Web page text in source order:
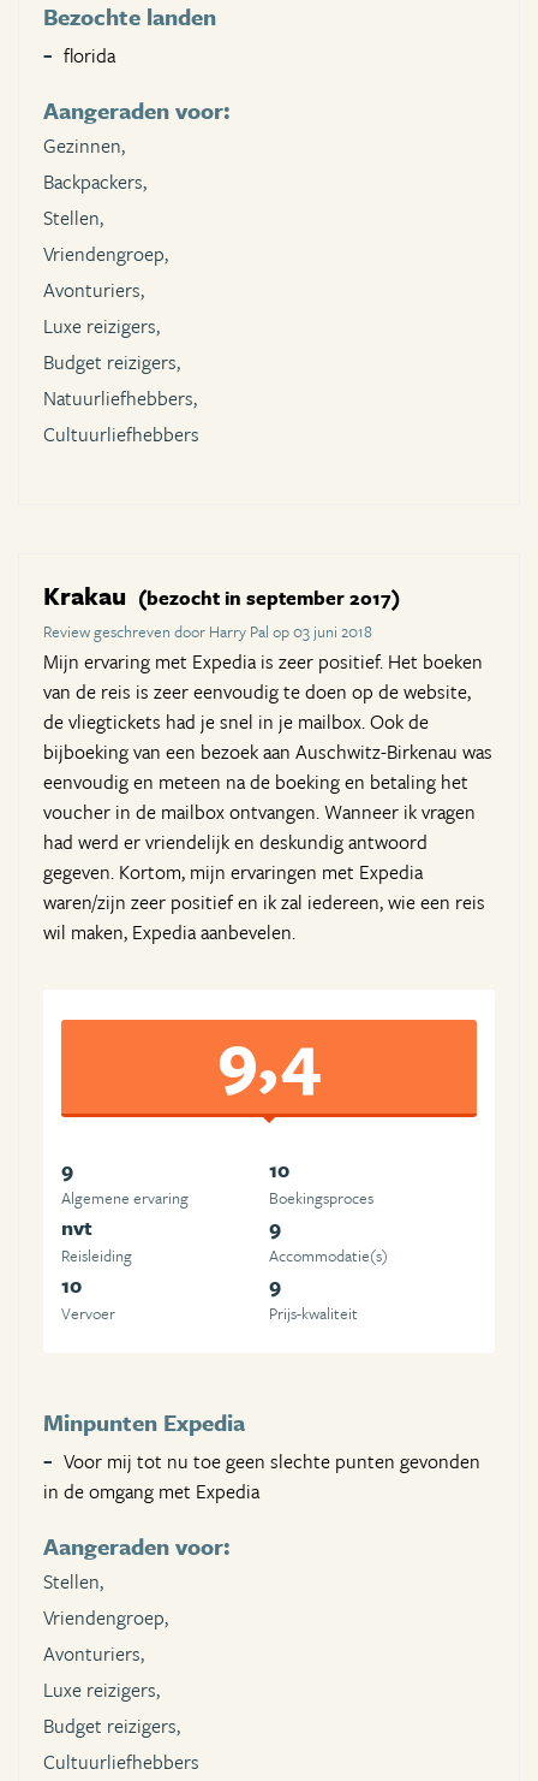
Bezochte landen
florida
Aangeraden voor:
Gezinnen,
Backpackers,
Stellen,
Vriendengroep,
Avonturiers,
Luxe reizigers,
Budget reizigers,
Natuurliefhebbers,
Cultuurliefhebbers
Krakau (bezocht in september 2017)
Review geschreven door Harry Pal op 03 juni 2018
Mijn ervaring met Expedia is zeer positief. Het boeken
van de reis is zeer eenvoudig te doen op de website,
de vliegtickets had je snel in je mailbox. Ook de
bijboeking van een bezoek aan Auschwitz-Birkenau was
eenvoudig en meteen na de boeking en betaling het
voucher in de mailbox ontvangen. Wanneer ik vragen
had werd er vriendelijk en deskundig antwoord
gegeven. Kortom, mijn ervaringen met Expedia
waren/zijn zeer positief en ik zal iedereen, wie een reis
wil maken, Expedia aanbevelen.
9,4
9
Algemene ervaring
10
Boekingsproces
nvt
Reisleiding
9
Accommodatie(s)
10
Vervoer
9
Prijs-kwaliteit
Minpunten Expedia
Voor mij tot nu toe geen slechte punten gevonden
in de omgang met Expedia
Aangeraden voor:
Stellen,
Vriendengroep,
Avonturiers,
Luxe reizigers,
Budget reizigers,
Cultuurliefhebbers